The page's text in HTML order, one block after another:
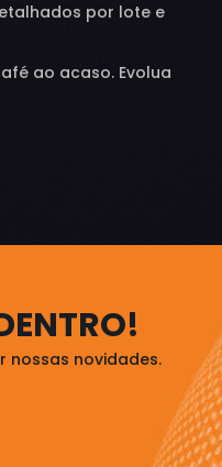
por lote e
ao acaso. Evolua
nossas novidades.